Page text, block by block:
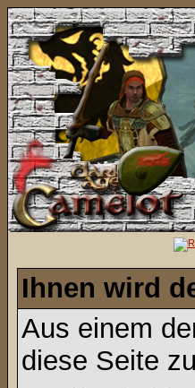
Ihnen wird
Aus einem
diese Seite